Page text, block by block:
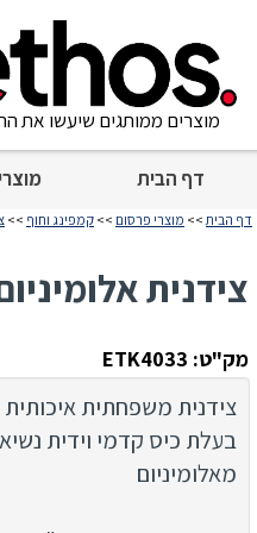
דף הבית
מוצרים ממותגים שיעשו את
דף הבית >> מוצרי פרסום >> קמפינג וחוף >>
צידנית
מק"ט: ETK4033
צידנית משפחתית איכותית
בעלת כיס קדמי וידית
מאלומיניום